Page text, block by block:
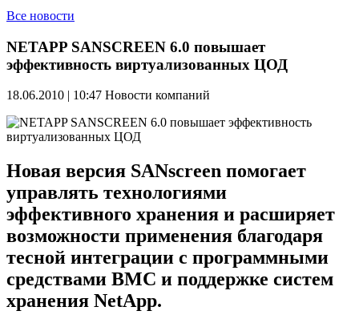
Все новости
NETAPP SANSCREEN 6.0 повышает
эффективность виртуализованных ЦОД
18.06.2010 | 10:47 Новости компаний
Новая версия SANscreen помогает
управлять технологиями
эффективного хранения и расширяет
возможности применения благодаря
тесной интеграции с программными
средствами BMC и поддержке систем
хранения NetApp.